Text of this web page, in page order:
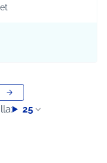
Liikunta ja
25